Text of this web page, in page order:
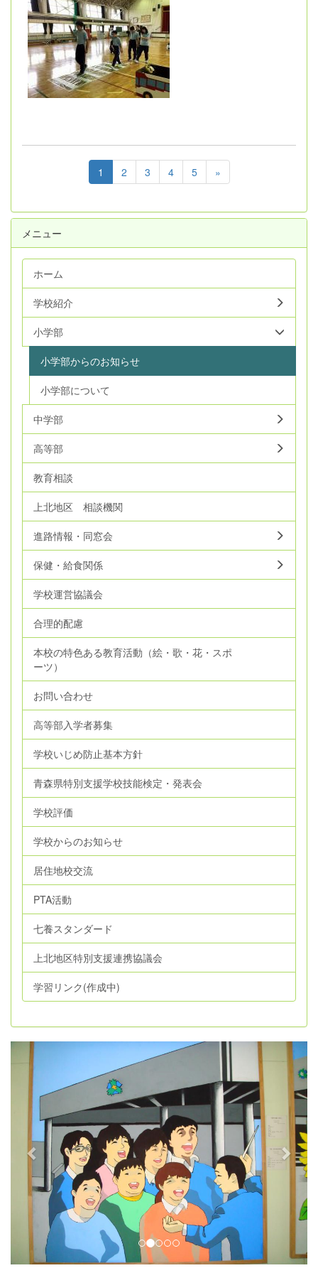
1 2 3 4 5 »
メニュー
ホーム
学校紹介
小学部
小学部からのお知らせ
小学部について
中学部
高等部
教育相談
上北地区 相談機関
進路情報・同窓会
保健・給食関係
学校運営協議会
合理的配慮
本校の特色ある教育活動（絵・歌・花・スポ
ーツ）
お問い合わせ
高等部入学者募集
学校いじめ防止基本方針
青森県特別支援学校技能検定・発表会
学校評価
学校からのお知らせ
居住地校交流
PTA活動
七養スタンダード
上北地区特別支援連携協議会
学習リンク(作成中)
p
r
e
v
o
s
n
e
x